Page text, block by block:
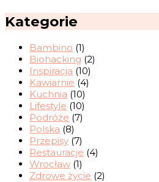
Kategorie
Bambino (1)
Biohacking (2)
Inspiracja (10)
Kawiarnie (4)
Kuchnia (10)
Lifestyle (10)
Podróże (7)
Polska (8)
Przepisy (7)
Restauracje (4)
Wrocław (1)
Zdrowe życie (2)